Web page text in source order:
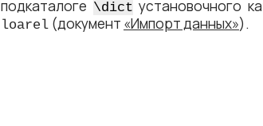
подкаталоге \dict установочного
loarel (документ «Импорт данных»).